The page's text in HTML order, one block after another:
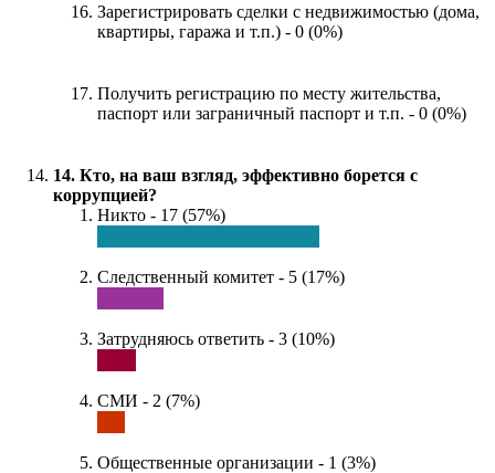
Зарегистрировать сделки с недвижимостью (дома,
квартиры, гаража и т.п.) - 0 (0%)
Получить регистрацию по месту жительства,
паспорт или заграничный паспорт и т.п. - 0 (0%)
14. Кто, на ваш взгляд, эффективно борется с
коррупцией?
Никто - 17 (57%)
Следственный комитет - 5 (17%)
Затрудняюсь ответить - 3 (10%)
СМИ - 2 (7%)
Общественные организации - 1 (3%)